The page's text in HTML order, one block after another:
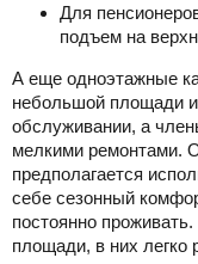
Для
подъем на
А еще одноэтажные
небольшой площади
обслуживании, а
мелкими ремонтами.
предполагается
себе сезонный
постоянно
площади, в них